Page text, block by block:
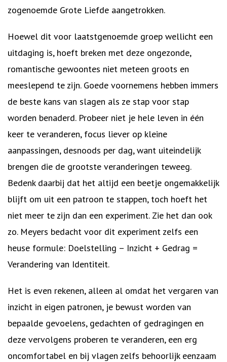
zogenoemde Grote Liefde aangetrokken.
Hoewel dit voor laatstgenoemde groep wellicht een
uitdaging is, hoeft breken met deze ongezonde,
romantische gewoontes niet meteen groots en
meeslepend te zijn. Goede voornemens hebben immers
de beste kans van slagen als ze stap voor stap
worden benaderd. Probeer niet je hele leven in één
keer te veranderen, focus liever op kleine
aanpassingen, desnoods per dag, want uiteindelijk
brengen die de grootste veranderingen teweeg.
Bedenk daarbij dat het altijd een beetje ongemakkelijk
blijft om uit een patroon te stappen, toch hoeft het
niet meer te zijn dan een experiment. Zie het dan ook
zo. Meyers bedacht voor dit experiment zelfs een
heuse formule: Doelstelling – Inzicht + Gedrag =
Verandering van Identiteit.
Het is even rekenen, alleen al omdat het vergaren van
inzicht in eigen patronen, je bewust worden van
bepaalde gevoelens, gedachten of gedragingen en
deze vervolgens proberen te veranderen, een erg
oncomfortabel en bij vlagen zelfs behoorlijk eenzaam